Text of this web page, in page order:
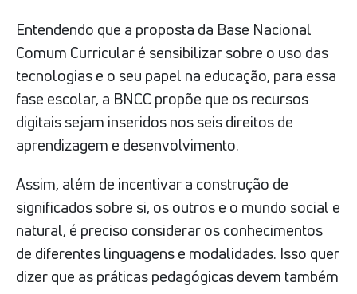
Entendendo que a proposta da Base Nacional
Comum Curricular é sensibilizar sobre o uso das
tecnologias e o seu papel na educação, para essa
fase escolar, a BNCC propõe que os recursos
digitais sejam inseridos nos seis direitos de
aprendizagem e desenvolvimento.
Assim, além de incentivar a construção de
significados sobre si, os outros e o mundo social e
natural, é preciso considerar os conhecimentos
de diferentes linguagens e modalidades. Isso quer
dizer que as práticas pedagógicas devem também